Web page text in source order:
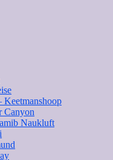
Keetmanshoop
Canyon
Naukluft